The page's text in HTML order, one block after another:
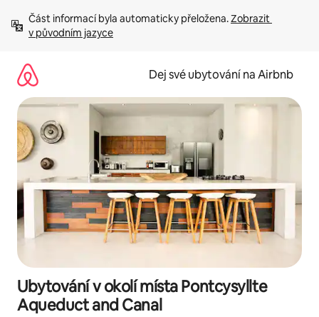
obsah
Část informací byla automaticky přeložena. Zobrazit
v původním jazyce
Dej své ubytování na Airbnb
Ubytování v okolí místa Pontcysyllte
Aqueduct and Canal